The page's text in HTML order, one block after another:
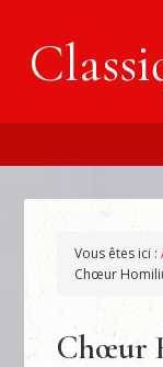
Vous êtes ici :
Chœur
Chœur